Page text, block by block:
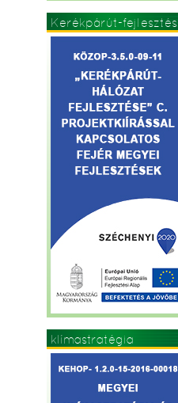
Kerékpárút-fejlesztés
klímastratégia